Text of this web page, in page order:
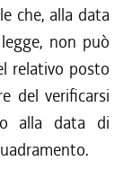
che, alla data
non può
relativo posto
del verificarsi
alla data di